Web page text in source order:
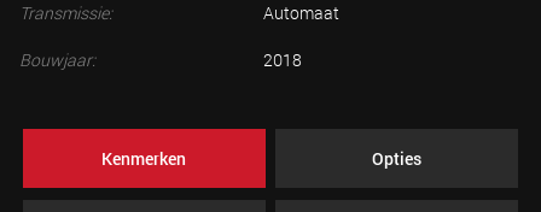
Transmissie: Automaat
Bouwjaar: 2018
Kenmerken Opties